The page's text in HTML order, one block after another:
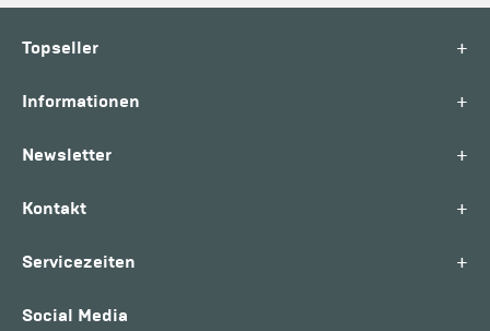
Topseller +
Informationen +
Newsletter +
Kontakt +
Servicezeiten +
Social Media